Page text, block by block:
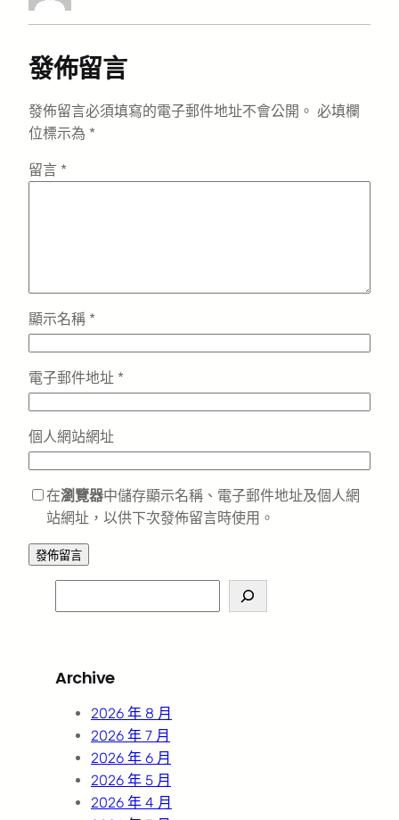
發佈留言
發佈留言必須填寫的電子郵件地址不會公開。 必填欄
位標示為 *
留言 *
顯示名稱 *
電子郵件地址 *
個人網站網址
在瀏覽器中儲存顯示名稱、電子郵件地址及個人網
站網址，以供下次發佈留言時使用。
e
c
Archive
2026 年 8 月
2026 年 7 月
2026 年 6 月
2026 年 5 月
2026 年 4 月